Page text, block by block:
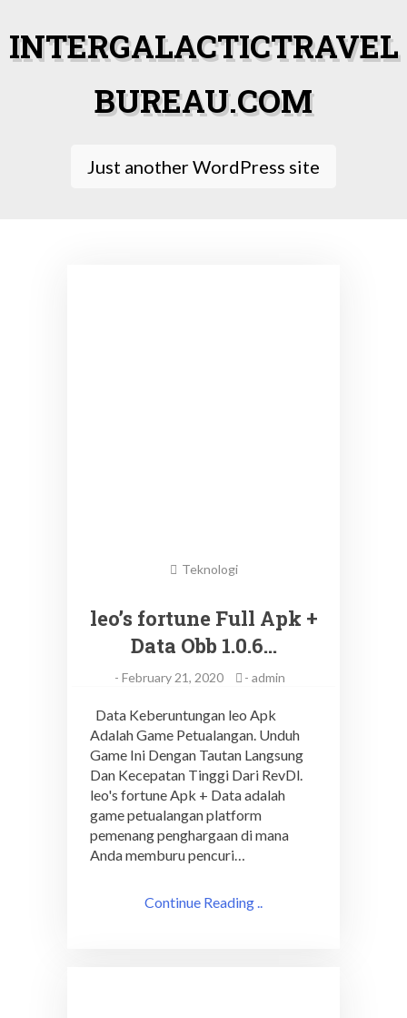
content
INTERGALACTICTRAVEL
BUREAU.COM
Just another WordPress site
Teknologi
leo’s fortune Full Apk +
Data Obb 1.0.6…
- February 21, 2020 - admin
Data Keberuntungan leo Apk
Adalah Game Petualangan. Unduh
Game Ini Dengan Tautan Langsung
Dan Kecepatan Tinggi Dari RevDl.
leo's fortune Apk + Data adalah
game petualangan platform
pemenang penghargaan di mana
Anda memburu pencuri…
Continue Reading ..